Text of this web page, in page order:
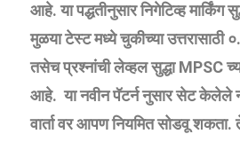
आहे. या पद्धतीनुसार निगेटिव्ह मार्किंग
मुळया टेस्ट मध्ये चुकीच्या उत्तरासाठी
तसेच प्रश्नांची लेव्हल सुद्धा MPSC
आहे. या नवीन पॅटर्न नुसार सेट केलेले
वार्ता वर आपण नियमित सोडवू शकता.